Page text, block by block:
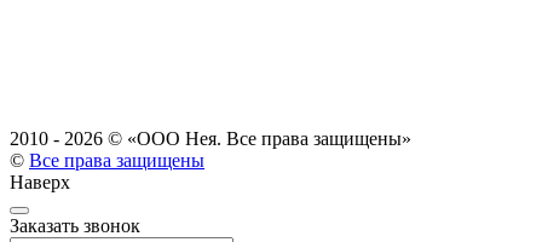
2010 - 2026 © «ООО Нея. Все права защищены»
© Все права защищены
Наверх
Заказать звонок